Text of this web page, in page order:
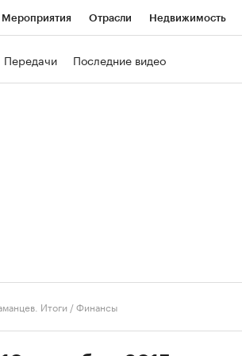
Мероприятия Отрасли Недвижимость
Передачи Последние видео
Итоги /Финансы